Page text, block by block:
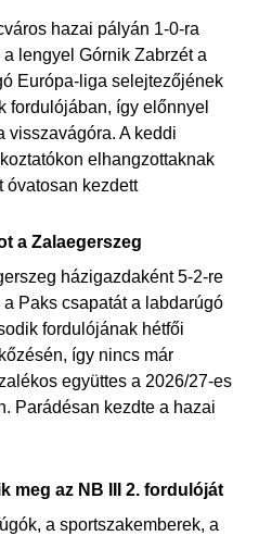
hazai pályán 1-0-ra
a lengyel Górnik Zabrzét a
Európa-liga selejtezőjének
fordulójában, így előnnyel
visszavágóra. A keddi
elhangzottaknak
óvatosan kezdett
a Zalaegerszeg
házigazdaként 5-2-re
a Paks csapatát a labdarúgó
fordulójának hétfői
így nincs már
együttes a 2026/27-es
Parádésan kezdte a hazai
meg az NB III 2. fordulóját
a sportszakemberek, a